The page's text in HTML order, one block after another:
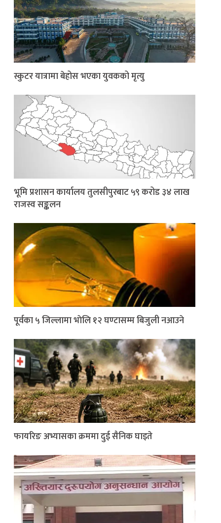
स्कुटर यात्रामा बेहोस भएका युवकको मृत्यु
भूमि प्रशासन कार्यालय तुलसीपुरबाट ५९ करोड ३४ लाख
राजस्व सङ्कलन
पूर्वका ५ जिल्लामा भाेलि १२ घण्टासम्म बिजुली नआउने
फायरिङ अभ्यासका क्रममा दुई सैनिक घाइते